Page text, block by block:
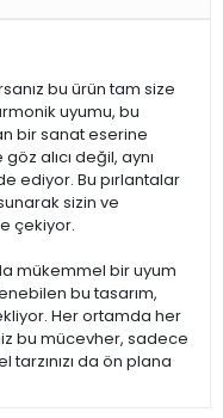
bu ürün tam size
uyumu, bu
bir sanat eserine
alıcı değil, aynı
ediyor. Bu pırlantalar
sizin ve
çekiyor.
mükemmel bir uyum
bu tasarım,
Her ortamda her
bu mücevher, sadece
da ön plana